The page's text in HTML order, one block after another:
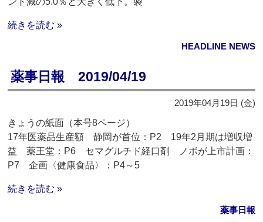
続きを読む »
HEADLINE NEWS
薬事日報 2019/04/19
2019年04月19日 (金)
きょうの紙面（本号8ページ）
17年医薬品生産額 静岡が首位：P2 19年2月期は増収増
益 薬王堂：P6 セマグルチド経口剤 ノボが上市計画：
P7 企画〈健康食品〉：P4～5
続きを読む »
薬事日報